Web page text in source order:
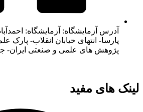
آدرس آزمایشگاه: آزمایشگاه: احمدآباد
پارسا- انتهای خیابان انقلاب- پارک
پژوهش های علمی و صنعتی ایران-
های مفید